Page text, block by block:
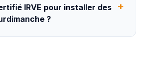
IRVE pour installer des
?
+